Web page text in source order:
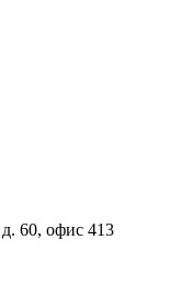
60, офис 413